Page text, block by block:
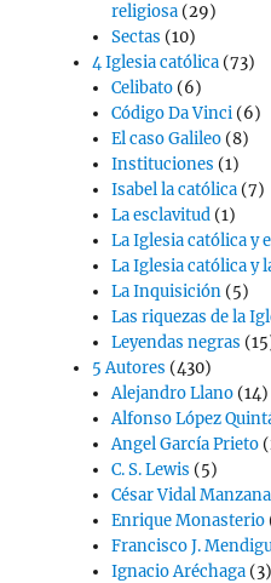
religiosa (29)
Sectas (10)
4 Iglesia católica (73)
Celibato (6)
Código Da Vinci (6)
El caso Galileo (8)
Instituciones (1)
Isabel la católica (7)
La esclavitud (1)
La Iglesia católica y
La Iglesia católica y
La Inquisición (5)
Las riquezas de la
Leyendas negras
5 Autores (430)
Alejandro Llano (14)
Alfonso López
Angel García Prieto
C. S. Lewis (5)
César Vidal
Enrique Monasterio
Francisco J.
Ignacio Aréchaga (3)